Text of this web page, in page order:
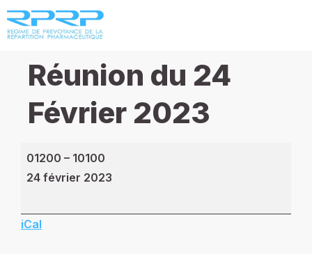
Réunion du 24
Février 2023
01200 – 10100
24 février 2023
iCal